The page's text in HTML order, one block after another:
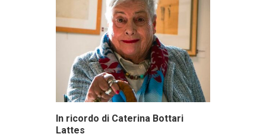
In ricordo di Caterina Bottari
Lattes